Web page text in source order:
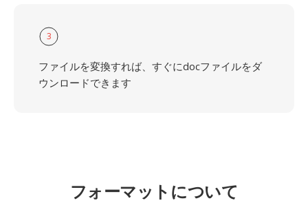
3
ファイルを変換すれば、すぐにdocファイルをダ
ウンロードできます
フォーマットについて